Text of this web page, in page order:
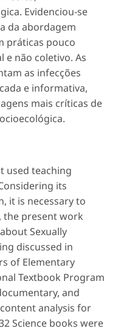
Evidenciou-se
da abordagem
práticas pouco
e não coletivo. As
as infecções
e informativa,
mais críticas de
used teaching
its
it is necessary to
the present work
Sexually
discussed in
of Elementary
Textbook Program
and
analysis for
Science books were